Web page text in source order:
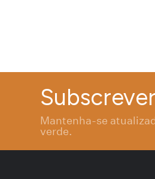
Mantenha-se
verde.